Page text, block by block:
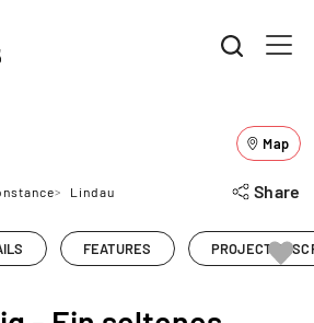
Map
> Lindau Share
FEATURES PROJECT